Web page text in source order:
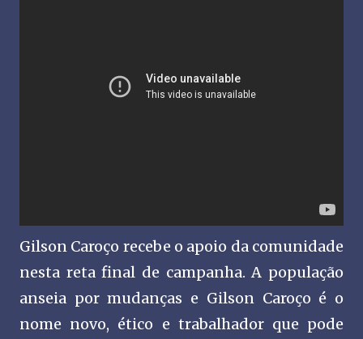
Gilson Caroço recebe o apoio da comunidade
nesta reta final de campanha. A população
anseia por mudanças e Gilson Caroço é o
nome novo, ético e trabalhador que pode